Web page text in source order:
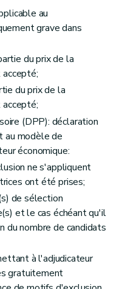
au
grave dans
du prix de la
du prix de la
(DPP): déclaration
au modèle de
économique:
ne s'appliquent
ont été prises;
de sélection
et le cas échéant qu'il
du nombre de candidats
à l'adjudicateur
gratuitement